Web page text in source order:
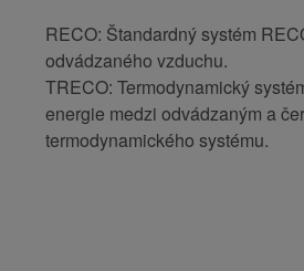
RECO: Štandardný systém
odvádzaného vzduchu.
TRECO: Termodynamický
energie medzi odvádzaným a
termodynamického systému.